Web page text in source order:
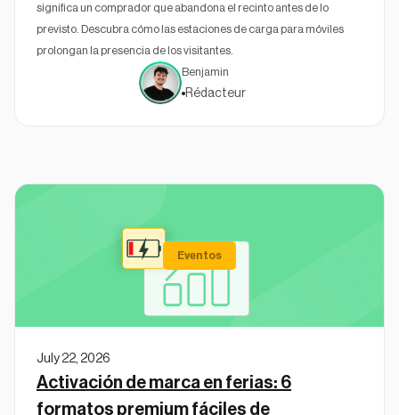
significa un comprador que abandona el recinto antes de lo
previsto. Descubra cómo las estaciones de carga para móviles
prolongan la presencia de los visitantes.
Benjamin
Rédacteur
Eventos
July 22, 2026
Activación de marca en ferias: 6
formatos premium fáciles de